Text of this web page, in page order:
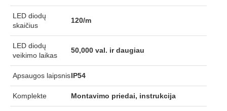
LED diodų
skaičius
120/m
LED diodų
veikimo laikas
50,000 val. ir daugiau
Apsaugos laipsnisIP54
Komplekte Montavimo priedai, instrukcija